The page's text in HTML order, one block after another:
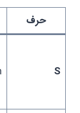
حرف
S